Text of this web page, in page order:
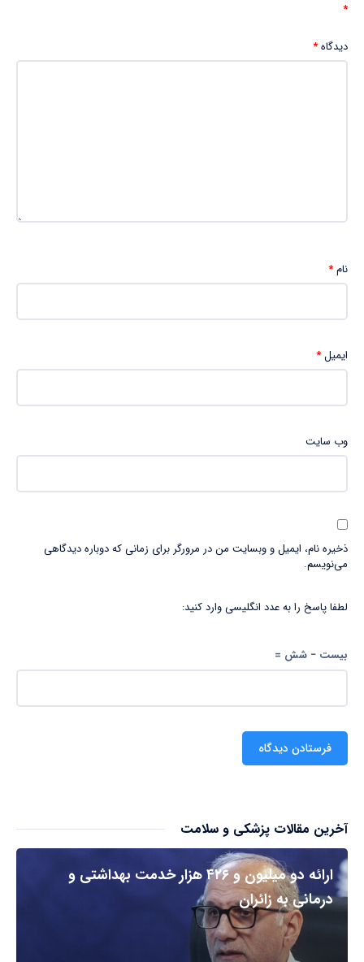
*
دیدگاه*
نام*
ایمیل*
وب‌ سایت
ذخیره نام، ایمیل و وبسایت من در مرورگر برای زمانی که دوباره دیدگاهی
می‌نویسم.
لطفا پاسخ را به عدد انگلیسی وارد کنید:
بیست − شش =
آخرین مقالات پزشکی و سلامت
ارائه دو میلیون و ۴۲۶ هزار خدمت بهداشتی و
درمانی به زائران